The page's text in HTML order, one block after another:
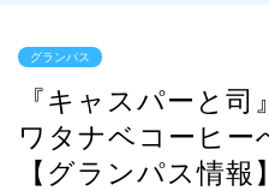
グランパス
『キャスパーと
ワタナベコーヒー
【グランパス情報】